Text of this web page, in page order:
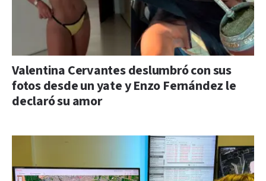
Valentina Cervantes deslumbró con sus
fotos desde un yate y Enzo Fernández le
declaró su amor